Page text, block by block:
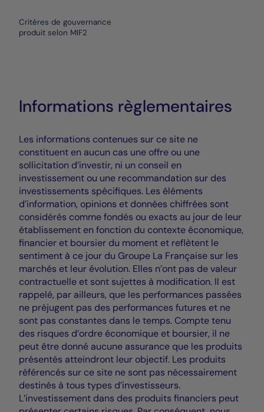
Critères de gouvernance
produit selon MIF2
Informations règlementaires
Les informations contenues sur ce site ne
constituent en aucun cas une offre ou une
sollicitation d’investir, ni un conseil en
investissement ou une recommandation sur des
investissements spécifiques. Les éléments
d’information, opinions et données chiffrées sont
considérés comme fondés ou exacts au jour de leur
établissement en fonction du contexte économique,
financier et boursier du moment et reflètent le
sentiment à ce jour du Groupe La Française sur les
marchés et leur évolution. Elles n’ont pas de valeur
contractuelle et sont sujettes à modification. Il est
rappelé, par ailleurs, que les performances passées
ne préjugent pas des performances futures et ne
sont pas constantes dans le temps. Compte tenu
des risques d’ordre économique et boursier, il ne
peut être donné aucune assurance que les produits
présentés atteindront leur objectif. Les produits
référencés sur ce site ne sont pas nécessairement
destinés à tous types d’investisseurs.
L’investissement dans des produits financiers peut